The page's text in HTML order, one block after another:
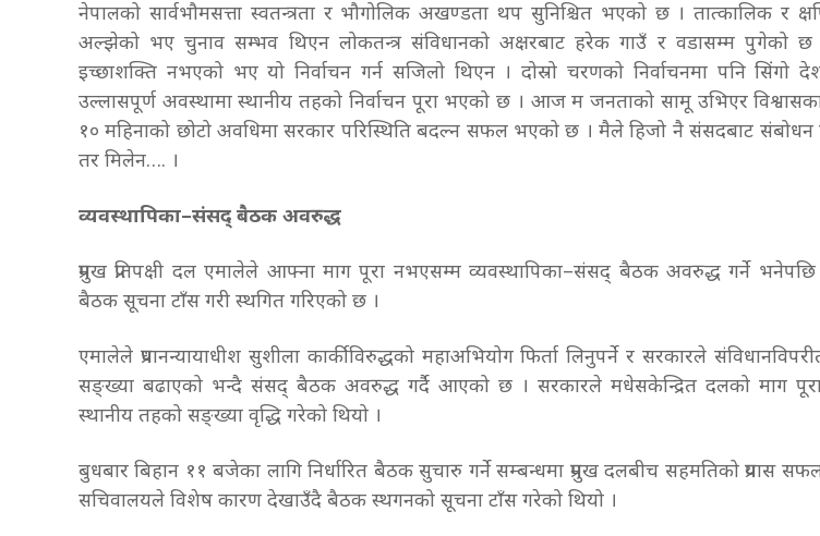
नेपालको सार्वभौमसत्ता स्वतन्त्रता र भौगोलिक अखण्डता थप सुनिश्चित भएको छ । तात्कालिक र
अल्झेको भए चुनाव सम्भव थिएन लोकतन्त्र संविधानको अक्षरबाट हरेक गाउँ र वडासम्म पुगेको
इच्छाशक्ति नभएको भए यो निर्वाचन गर्न सजिलो थिएन । दोस्रो चरणको निर्वाचनमा पनि सिंगो
उल्लासपूर्ण अवस्थामा स्थानीय तहको निर्वाचन पूरा भएको छ । आज म जनताको सामू उभिएर
१० महिनाको छोटो अवधिमा सरकार परिस्थिति बदल्न सफल भएको छ । मैले हिजो नै संसदबाट संबोधन
तर मिलेन…. ।
व्यवस्थापिका–संसद् बैठक अवरुद्ध
प्रमुख प्रतिपक्षी दल एमालेले आफ्ना माग पूरा नभएसम्म व्यवस्थापिका–संसद् बैठक अवरुद्ध गर्ने
बैठक सूचना टाँस गरी स्थगित गरिएको छ ।
एमालेले प्रधानन्यायाधीश सुशीला कार्कीविरुद्धको महाअभियोग फिर्ता लिनुपर्ने र सरकारले
सङ्ख्या बढाएको भन्दै संसद् बैठक अवरुद्ध गर्दै आएको छ । सरकारले मधेसकेन्द्रित दलको माग
स्थानीय तहको सङ्ख्या वृद्धि गरेको थियो ।
बुधबार बिहान ११ बजेका लागि निर्धारित बैठक सुचारु गर्ने सम्बन्धमा प्रमुख दलबीच सहमतिको प्रयास
सचिवालयले विशेष कारण देखाउँदै बैठक स्थगनको सूचना टाँस गरेको थियो ।